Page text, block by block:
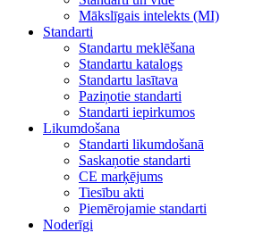
Mākslīgais intelekts (MI)
Standarti
Standartu meklēšana
Standartu katalogs
Standartu lasītava
Paziņotie standarti
Standarti iepirkumos
Likumdošana
Standarti likumdošanā
Saskaņotie standarti
CE marķējums
Tiesību akti
Piemērojamie standarti
Noderīgi